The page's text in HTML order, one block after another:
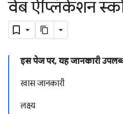
वेब ऐप्लिकेशन
इस पेज पर, यह जानकारी
खास जानकारी
लक्ष्य